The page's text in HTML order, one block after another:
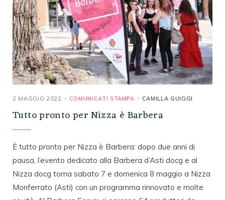
2 MAGGIO 2022 COMUNICATI STAMPA CAMILLA GUIGGI
Tutto pronto per Nizza è Barbera
È tutto pronto per Nizza è Barbera: dopo due anni di
pausa, l’evento dedicato alla Barbera d’Asti docg e al
Nizza docg torna sabato 7 e domenica 8 maggio a Nizza
Monferrato (Asti) con un programma rinnovato e molte